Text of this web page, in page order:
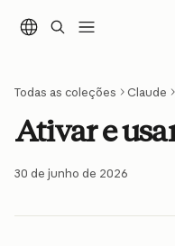
Todas as coleções Claude
Ativar e
30 de junho de 2026